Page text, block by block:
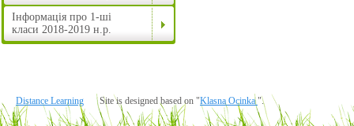
Інформація про 1-ші
класи 2018-2019 н.р.
Distance Learning Site is designed based on "Klasna Ocinka".